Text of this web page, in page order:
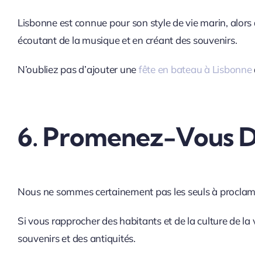
Lisbonne est connue pour son style de vie marin,
écoutant de la musique et en créant des souvenirs.
N’oubliez pas d’ajouter unefête en bateau à Lisbonne
6. Promenez-Vous
Nous ne sommes certainement pas les seuls à
Si vous rapprocher des habitants et de la culture de
souvenirs et des antiquités.